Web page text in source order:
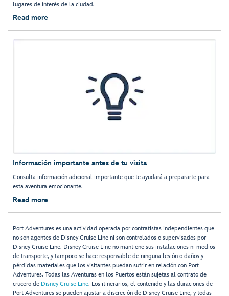
lugares de interés de la ciudad.
Read more
Información importante antes de tu visita
Consulta información adicional importante que te ayudará a prepararte para
esta aventura emocionante.
Read more
Port Adventures es una actividad operada por contratistas independientes que
no son agentes de Disney Cruise Line ni son controlados o supervisados por
Disney Cruise Line. Disney Cruise Line no mantiene sus instalaciones ni medios
de transporte, y tampoco se hace responsable de ninguna lesión o daños y
pérdidas materiales que los visitantes puedan sufrir en relación con Port
Adventures. Todas las Aventuras en los Puertos están sujetas al contrato de
crucero de Disney Cruise Line. Los itinerarios, el contenido y las duraciones de
Port Adventures se pueden ajustar a discreción de Disney Cruise Line, y todas